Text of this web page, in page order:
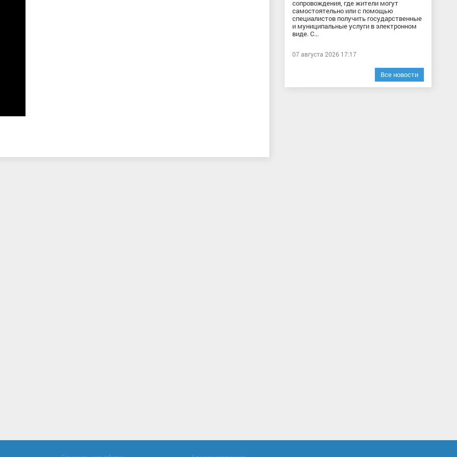
сопровождения, где жители могут
самостоятельно или с помощью
специалистов получить государственные
и муниципальные услуги в электронном
виде. С...
07 августа 2026 17:17
Все новости